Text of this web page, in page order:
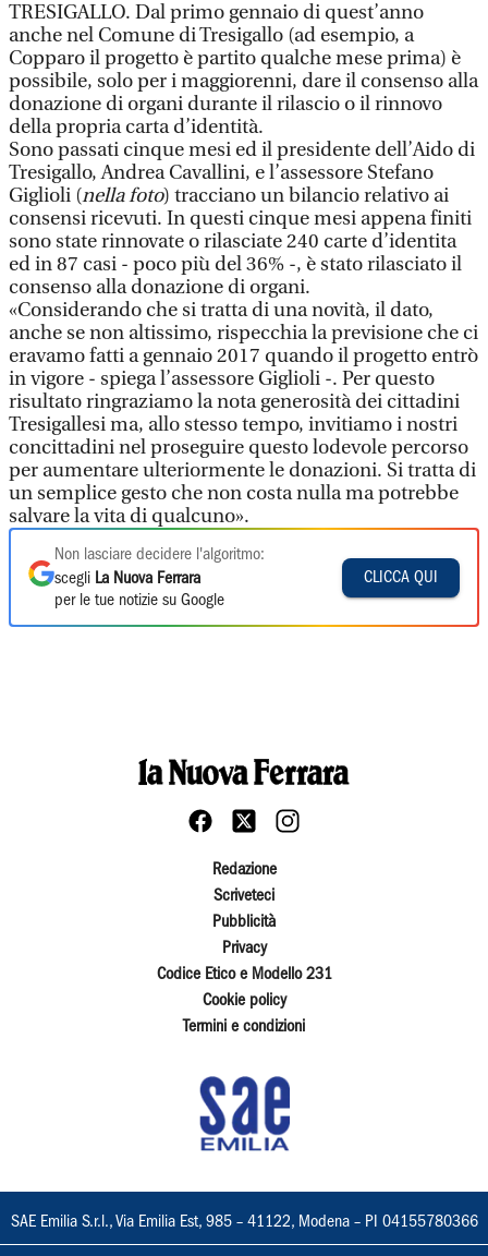
TRESIGALLO. Dal primo gennaio di quest’anno
anche nel Comune di Tresigallo (ad esempio, a
Copparo il progetto è partito qualche mese prima) è
possibile, solo per i maggiorenni, dare il consenso alla
donazione di organi durante il rilascio o il rinnovo
della propria carta d’identità.
Sono passati cinque mesi ed il presidente dell’Aido di
Tresigallo, Andrea Cavallini, e l’assessore Stefano
Giglioli (nella foto) tracciano un bilancio relativo ai
consensi ricevuti. In questi cinque mesi appena finiti
sono state rinnovate o rilasciate 240 carte d’identita
ed in 87 casi - poco più del 36% -, è stato rilasciato il
consenso alla donazione di organi.
«Considerando che si tratta di una novità, il dato,
anche se non altissimo, rispecchia la previsione che ci
eravamo fatti a gennaio 2017 quando il progetto entrò
in vigore - spiega l’assessore Giglioli -. Per questo
risultato ringraziamo la nota generosità dei cittadini
Tresigallesi ma, allo stesso tempo, invitiamo i nostri
concittadini nel proseguire questo lodevole percorso
per aumentare ulteriormente le donazioni. Si tratta di
un semplice gesto che non costa nulla ma potrebbe
salvare la vita di qualcuno».
Non lasciare decidere l'algoritmo:
scegli La Nuova Ferrara
per le tue notizie su Google
CLICCA QUI
Redazione
Scriveteci
Pubblicità
Privacy
Codice Etico e Modello 231
Cookie policy
Termini e condizioni
SAE Emilia S.r.l., Via Emilia Est, 985 – 41122, Modena – PI 04155780366